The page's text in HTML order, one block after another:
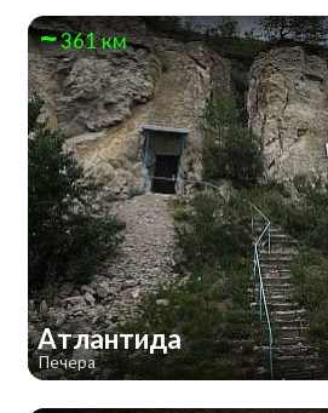
361 км
Атлантида
Печера